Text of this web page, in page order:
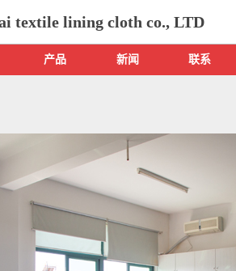
textile lining cloth co., LTD
产品 新闻 联系